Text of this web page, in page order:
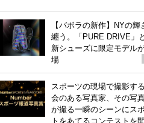
【バボラの新作】NYの輝
纏う。「PURE DRIVE」
新シューズに限定モデル
場
スポーツの現場で撮影す
会のある写真家、その写
が撮る一瞬のシーンにス
トをあてるコンテストを